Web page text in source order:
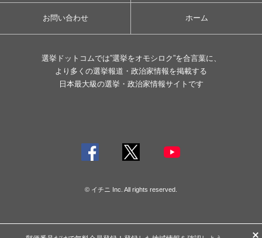
お問い合わせ ホーム
選挙ドットコムでは”選挙をオモシロク”を合言葉に、
より多くの選挙報道・政治家情報を掲載する
日本最大級の選挙・政治家情報サイトです
© イチニ Inc. All rights reserved.